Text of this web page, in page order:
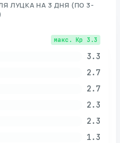
ЛУЦКА НА 3 ДНЯ (ПО 3-
макс. Kp 3.3
3.3
2.7
2.7
2.3
2.3
1.3